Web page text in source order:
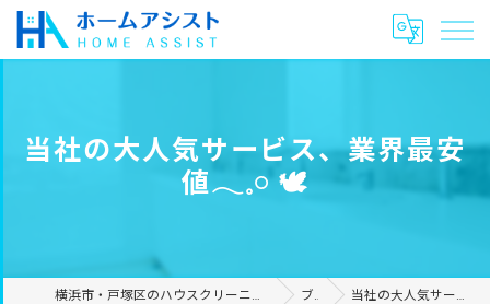
当社の大人気サービス、業界最安
値𓂃𓈒𓏸︎︎︎︎ 🕊
横浜市・戸塚区のハウスクリーニングやリフォームは合同会社ホームアシスト ブログ 当社の大人気サービス、業界最安値𓂃𓈒𓏸︎︎︎︎ 🕊